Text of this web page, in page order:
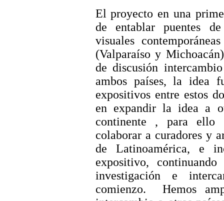
El proyecto en una
de entablar puentes
visuales
(Valparaíso y
de discusión
ambos países, la idea
expositivos entre estos
en expandir la idea a
continente , para ello
colaborar a curadores y
de Latinoamérica, e
expositivo,
investigación e
comienzo.
Hemos